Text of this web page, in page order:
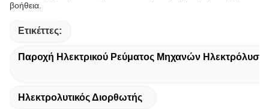
βοήθεια.
Ετικέττες:
Παροχή Ηλεκτρικού Ρεύματος Μηχανών
Ηλεκτρολυτικός Διορθωτής